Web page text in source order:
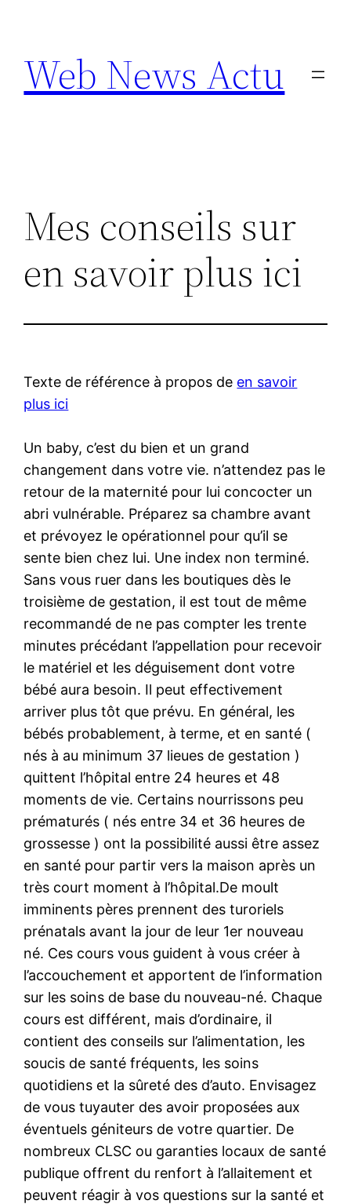
contenu
Web News Actu
Mes conseils sur
en savoir plus ici
Texte de référence à propos de en savoir
plus ici
Un baby, c’est du bien et un grand
changement dans votre vie. n’attendez pas le
retour de la maternité pour lui concocter un
abri vulnérable. Préparez sa chambre avant
et prévoyez le opérationnel pour qu’il se
sente bien chez lui. Une index non terminé.
Sans vous ruer dans les boutiques dès le
troisième de gestation, il est tout de même
recommandé de ne pas compter les trente
minutes précédant l’appellation pour recevoir
le matériel et les déguisement dont votre
bébé aura besoin. Il peut effectivement
arriver plus tôt que prévu. En général, les
bébés probablement, à terme, et en santé (
nés à au minimum 37 lieues de gestation )
quittent l’hôpital entre 24 heures et 48
moments de vie. Certains nourrissons peu
prématurés ( nés entre 34 et 36 heures de
grossesse ) ont la possibilité aussi être assez
en santé pour partir vers la maison après un
très court moment à l’hôpital.De moult
imminents pères prennent des turoriels
prénatals avant la jour de leur 1er nouveau
né. Ces cours vous guident à vous créer à
l’accouchement et apportent de l’information
sur les soins de base du nouveau-né. Chaque
cours est différent, mais d’ordinaire, il
contient des conseils sur l’alimentation, les
soucis de santé fréquents, les soins
quotidiens et la sûreté des d’auto. Envisagez
de vous tuyauter des avoir proposées aux
éventuels géniteurs de votre quartier. De
nombreux CLSC ou garanties locaux de santé
publique offrent du renfort à l’allaitement et
peuvent réagir à vos questions sur la santé et